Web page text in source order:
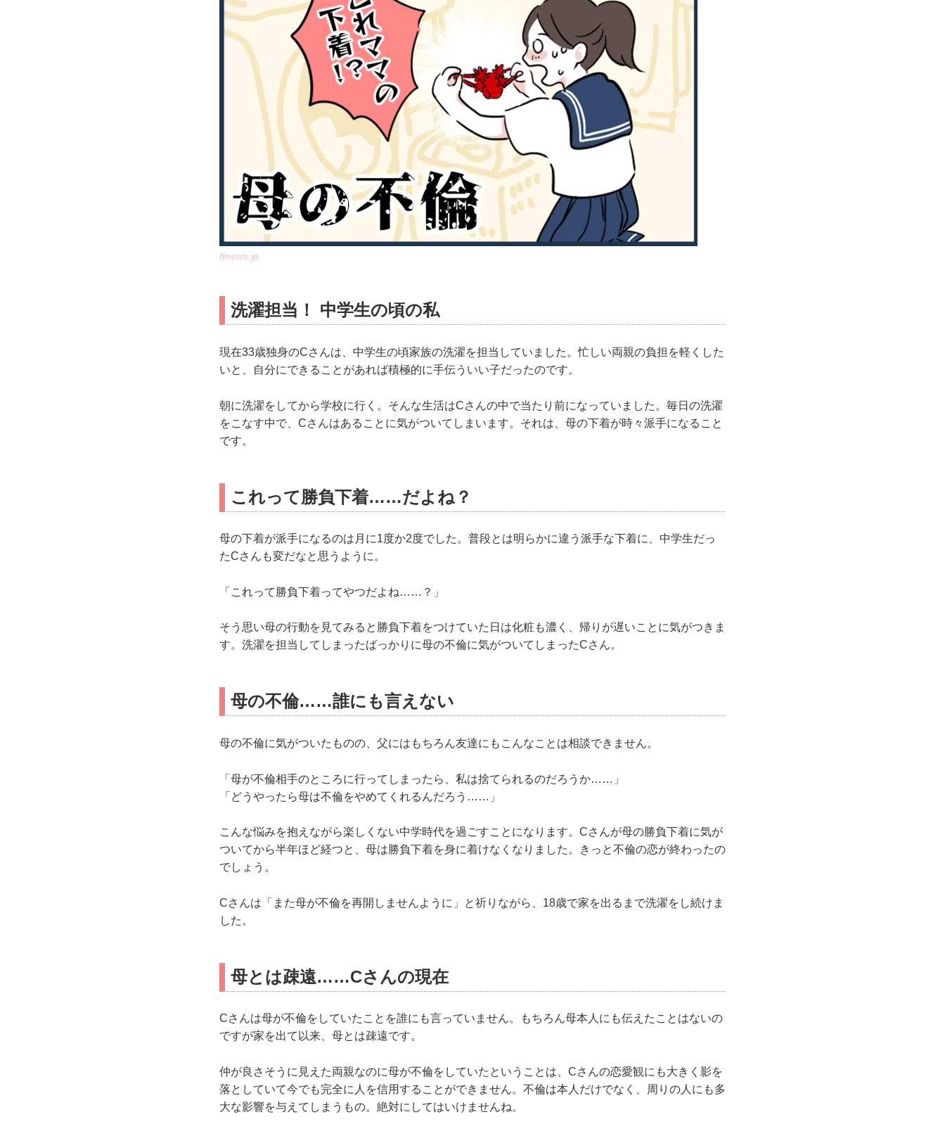
ftnews.jp
洗濯担当！ 中学生の頃の私
現在33歳独身のCさんは、中学生の頃家族の洗濯を担当していました。忙しい両親の負担を軽くした
いと、自分にできることがあれば積極的に手伝ういい子だったのです。
朝に洗濯をしてから学校に行く。そんな生活はCさんの中で当たり前になっていました。毎日の洗濯
をこなす中で、Cさんはあることに気がついてしまいます。それは、母の下着が時々派手になること
です。
これって勝負下着……だよね？
母の下着が派手になるのは月に1度か2度でした。普段とは明らかに違う派手な下着に、中学生だっ
たCさんも変だなと思うように。
「これって勝負下着ってやつだよね……？」
そう思い母の行動を見てみると勝負下着をつけていた日は化粧も濃く、帰りが遅いことに気がつきま
す。洗濯を担当してしまったばっかりに母の不倫に気がついてしまったCさん。
母の不倫……誰にも言えない
母の不倫に気がついたものの、父にはもちろん友達にもこんなことは相談できません。
「母が不倫相手のところに行ってしまったら、私は捨てられるのだろうか……」
「どうやったら母は不倫をやめてくれるんだろう……」
こんな悩みを抱えながら楽しくない中学時代を過ごすことになります。Cさんが母の勝負下着に気が
ついてから半年ほど経つと、母は勝負下着を身に着けなくなりました。きっと不倫の恋が終わったの
でしょう。
Cさんは「また母が不倫を再開しませんように」と祈りながら、18歳で家を出るまで洗濯をし続けま
した。
母とは疎遠……Cさんの現在
Cさんは母が不倫をしていたことを誰にも言っていません。もちろん母本人にも伝えたことはないの
ですが家を出て以来、母とは疎遠です。
仲が良さそうに見えた両親なのに母が不倫をしていたということは、Cさんの恋愛観にも大きく影を
落としていて今でも完全に人を信用することができません。不倫は本人だけでなく、周りの人にも多
大な影響を与えてしまうもの。絶対にしてはいけませんね。